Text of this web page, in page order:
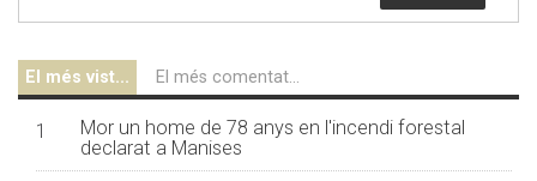
El més vist... El més comentat...
1
Mor un home de 78 anys en l'incendi forestal
declarat a Manises